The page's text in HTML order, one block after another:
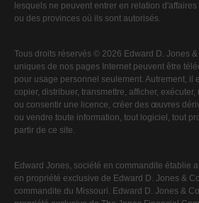
lesquels ne peuvent entrer en relation
ou des provinces où ils sont autorisés.
Tous droits réservés © 2026 Edward D. Jones
uniques de nos pages Internet peuvent être
pour usage personnel seulement. Autrement, il
copier, distribuer, transmettre, afficher,
ou consentir une licence, créer des œuvres
ou vendre toute information, tout logiciel, tout
partir de ce site.
Edward Jones, société en commandite établie
en propriété exclusive de Edward D. Jones &
commandite du Missouri. Edward D. Jones &